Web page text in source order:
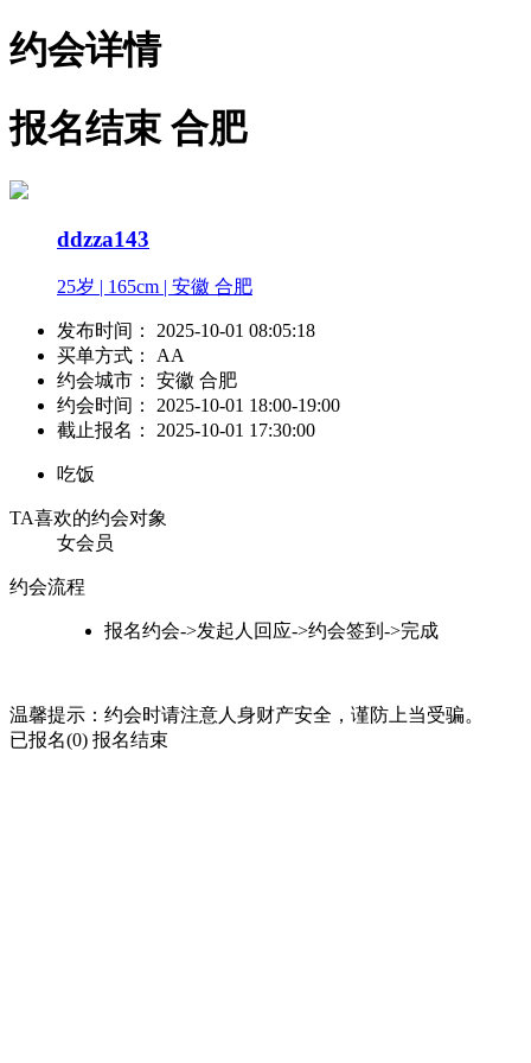
约会详情
报名结束 合肥
ddzza143
25岁 | 165cm | 安徽 合肥
发布时间：
2025-10-01 08:05:18
买单方式：
AA
约会城市：
安徽 合肥
约会时间：
2025-10-01 18:00-19:00
截止报名： 2025-10-01 17:30:00
吃饭
TA喜欢的约会对象
女会员
约会流程
报名约会->发起人回应->约会签到->完成
温馨提示：约会时请注意人身财产安全，谨防上当受骗。
已报名(0) 报名结束